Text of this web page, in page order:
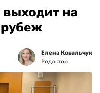
на
Елена Ковальчук
Редактор